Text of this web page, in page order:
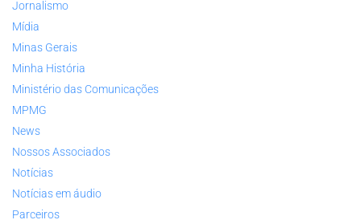
Jornalismo
Mídia
Minas Gerais
Minha História
Ministério das Comunicações
MPMG
News
Nossos Associados
Notícias
Notícias em áudio
Parceiros